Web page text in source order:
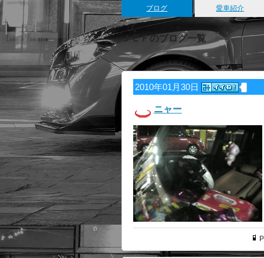
ブログ 愛車紹介
ＪＥＦのブログ一覧
2010年01月30日
ニャー